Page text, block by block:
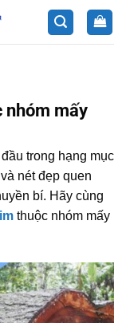
nhóm mấy
trong hạng mục
nét đẹp quen
bí. Hãy cùng
thuộc nhóm mấy